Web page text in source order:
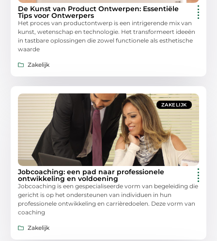
De Kunst van Product Ontwerpen: Essentiële
Tips voor Ontwerpers
Het proces van productontwerp is een intrigerende mix van
kunst, wetenschap en technologie. Het transformeert ideeën
in tastbare oplossingen die zowel functionele als esthetische
waarde
Zakelijk
ZAKELIJK
Jobcoaching: een pad naar professionele
ontwikkeling en voldoening
Jobcoaching is een gespecialiseerde vorm van begeleiding die
gericht is op het ondersteunen van individuen in hun
professionele ontwikkeling en carrièredoelen. Deze vorm van
coaching
Zakelijk